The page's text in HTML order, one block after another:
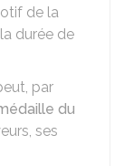
de la
durée de
par
du
ses